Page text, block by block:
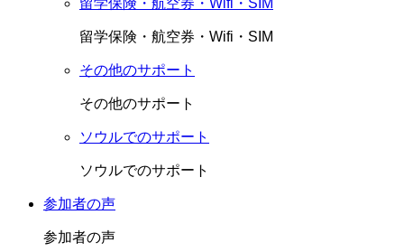
留学保険・航空券・Wifi・SIM
留学保険・航空券・Wifi・SIM
その他のサポート
その他のサポート
ソウルでのサポート
ソウルでのサポート
参加者の声
参加者の声